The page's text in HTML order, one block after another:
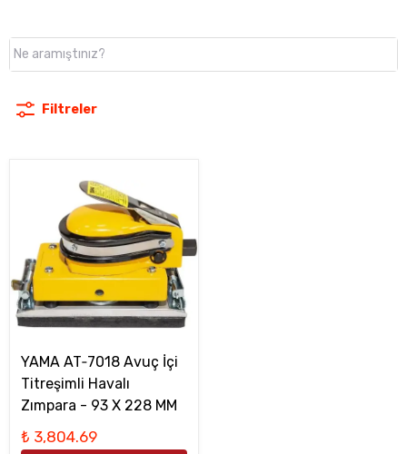
Filtreler
YAMA AT‑7018 Avuç İçi
Titreşimli Havalı
Zımpara - 93 X 228 MM
₺ 3,804.69